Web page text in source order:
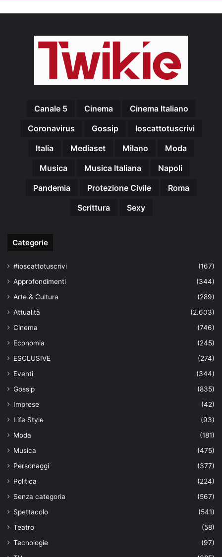
Canale 5 Cinema
Cinema Italiano
Coronavirus
Gossip
Ioscattotuscrivi
Italia
Mediaset Milano
Moda
Musica
Musica Italiana
Napoli
Pandemia
Protezione Civile
Roma
Scrittura
Sexy
Categorie
#ioscattotuscrivi
(167)
Approfondimenti
(344)
Arte & Cultura
(289)
Attualità
(2.603)
Cinema
(746)
Economia
(245)
ESCLUSIVE
(274)
Eventi
(344)
Gossip
(835)
Imprese
(42)
Life Style
(93)
Moda
(181)
Musica
(475)
Personaggi
(377)
Politica
(224)
Senza categoria
(567)
Spettacolo
(541)
Teatro
(58)
Tecnologie
(97)